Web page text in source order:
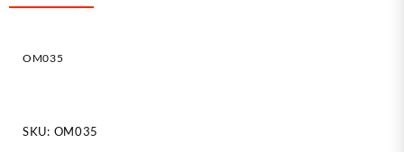
OM035
SKU: OM035